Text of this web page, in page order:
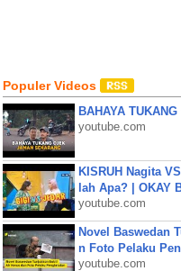
Populer Videos
BAHAYA
youtube.com
KISRUH Nagita
lah Apa? | OKAY
youtube.com
Novel Baswedan
n Foto Pelaku
youtube.com